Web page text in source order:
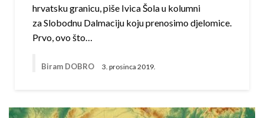
hrvatsku granicu, piše Ivica Šola u kolumni
za Slobodnu Dalmaciju koju prenosimo djelomice.
Prvo, ovo što…
Biram DOBRO 3. prosinca 2019.